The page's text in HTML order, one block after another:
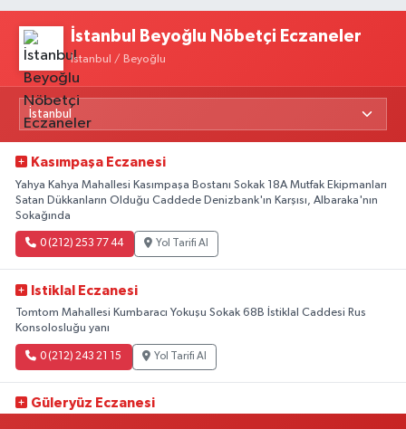
İstanbul Beyoğlu Nöbetçi Eczaneler
İstanbul / Beyoğlu
Kasımpaşa Eczanesi
Yahya Kahya Mahallesi Kasımpaşa Bostanı Sokak 18A Mutfak Ekipmanları
Satan Dükkanların Olduğu Caddede Denizbank'ın Karşısı, Albaraka'nın
Sokağında
0 (212) 253 77 44 Yol Tarifi Al
Istiklal Eczanesi
Tomtom Mahallesi Kumbaracı Yokuşu Sokak 68B İstiklal Caddesi Rus
Konsolosluğu yanı
0 (212) 243 21 15 Yol Tarifi Al
Güleryüz Eczanesi